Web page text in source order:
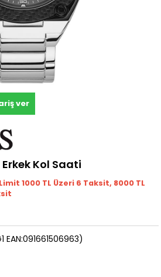
ver
Erkek Kol Saati
1000 TL Üzeri 6 Taksit, 8000 TL
EAN:091661506963)